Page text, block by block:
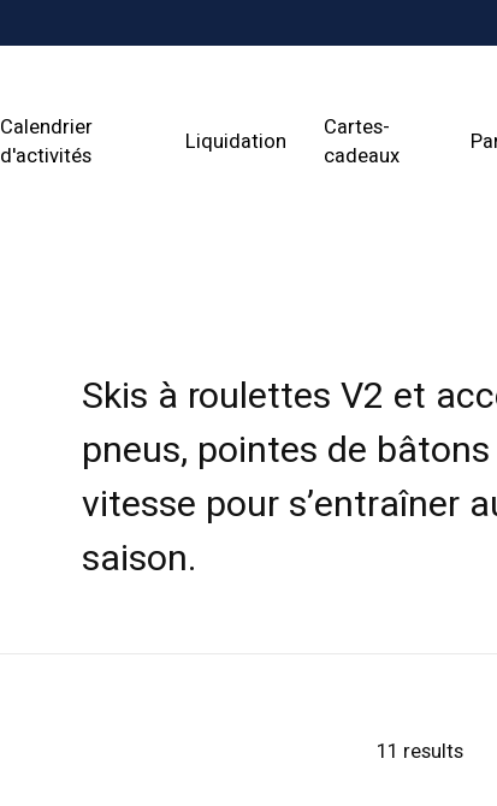
Calendrier
d'activités
Liquidation
Cartes-
cadeaux
Skis à roulettes V2 et
pneus, pointes de
vitesse pour s’entraîner
saison.
11 results